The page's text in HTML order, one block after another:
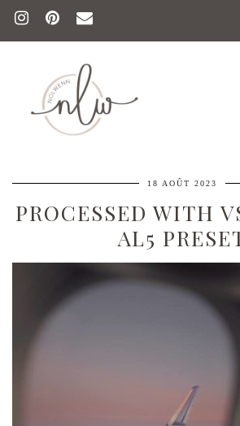
18 AOÛT 2023
PROCESSED WITH
AL5